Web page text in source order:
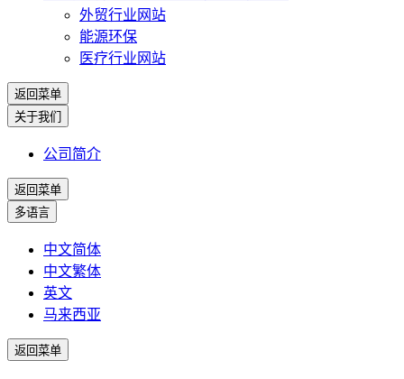
外贸行业网站
能源环保
医疗行业网站
返回菜单
关于我们
公司简介
返回菜单
多语言
中文简体
中文繁体
英文
马来西亚
返回菜单